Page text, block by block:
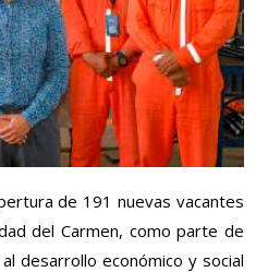
de 191 nuevas vacantes
del Carmen, como parte de
desarrollo económico y social